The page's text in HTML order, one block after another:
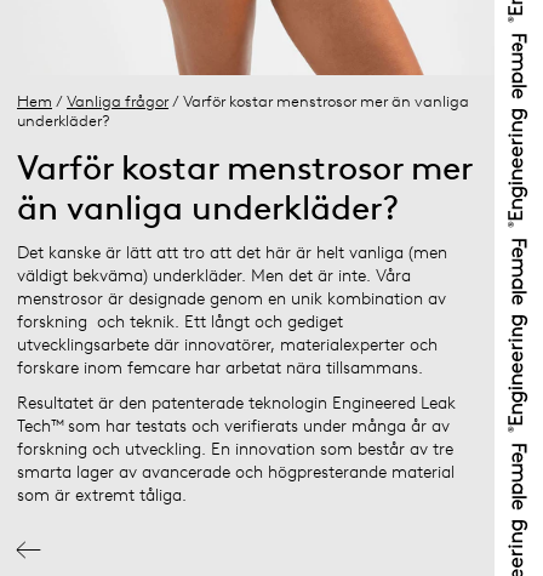
Hem / Vanliga frågor/ Varför kostar menstrosor mer än vanliga
underkläder?
Varför kostar menstrosor mer
än vanliga underkläder?
Det kanske är lätt att tro att det här är helt vanliga (men
väldigt bekväma) underkläder. Men det är inte. Våra
menstrosor är designade genom en unik kombination av
forskning och teknik. Ett långt och gediget
utvecklingsarbete där innovatörer, materialexperter och
forskare inom femcare har arbetat nära tillsammans.
Resultatet är den patenterade teknologin Engineered Leak
Tech™ som har testats och verifierats under många år av
forskning och utveckling. En innovation som består av tre
smarta lager av avancerade och högpresterande material
som är extremt tåliga.